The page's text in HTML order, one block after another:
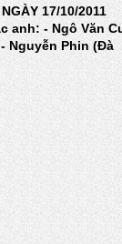
17/10/2011
anh: - Ngô Văn
Nguyễn Phin (Đà